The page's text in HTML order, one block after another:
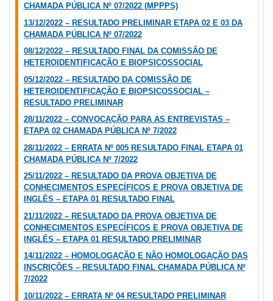
CHAMADA PÚBLICA Nº 07/2022 (MPPPS)
13/12/2022 – RESULTADO PRELIMINAR ETAPA 02 E 03 DA
CHAMADA PÚBLICA Nº 07/2022
08/12/2022 – RESULTADO FINAL DA COMISSÃO DE
HETEROIDENTIFICAÇÃO E BIOPSICOSSOCIAL
05/12/2022 – RESULTADO DA COMISSÃO DE
HETEROIDENTIFICAÇÃO E BIOPSICOSSOCIAL –
RESULTADO PRELIMINAR
28/11/2022 – CONVOCAÇÃO PARA AS ENTREVISTAS –
ETAPA 02 CHAMADA PÚBLICA Nº 7/2022
28/11/2022 – ERRATA Nº 005 RESULTADO FINAL ETAPA 01
CHAMADA PÚBLICA Nº 7/2022
25/11/2022 – RESULTADO DA PROVA OBJETIVA DE
CONHECIMENTOS ESPECÍFICOS E PROVA OBJETIVA DE
INGLÊS – ETAPA 01 RESULTADO FINAL
21/11/2022 – RESULTADO DA PROVA OBJETIVA DE
CONHECIMENTOS ESPECÍFICOS E PROVA OBJETIVA DE
INGLÊS – ETAPA 01 RESULTADO PRELIMINAR
14/11/2022 – HOMOLOGAÇÃO E NÃO HOMOLOGAÇÃO DAS
INSCRIÇÕES – RESULTADO FINAL CHAMADA PÚBLICA Nº
7/2022
10/11/2022 – ERRATA Nº 04 RESULTADO PRELIMINAR